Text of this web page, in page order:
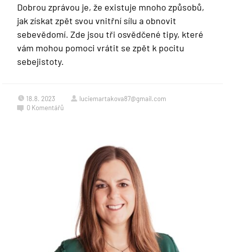
Dobrou zprávou je, že existuje mnoho způsobů,
jak získat zpět svou vnitřní sílu a obnovit
sebevědomí. Zde jsou tři osvědčené tipy, které
vám mohou pomoci vrátit se zpět k pocitu
sebejistoty.
18.8. 2023
luciemartakova87@gmail.com
0 Komentářů